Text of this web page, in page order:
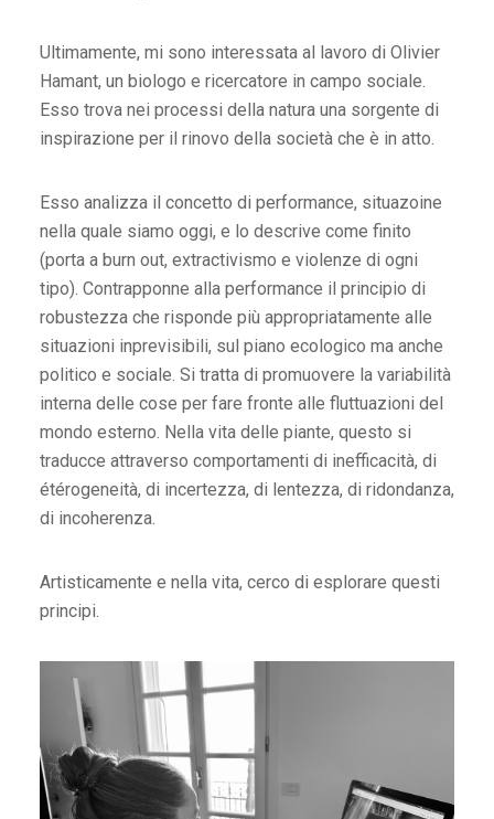
Ultimamente, mi sono interessata al lavoro di Olivier
Hamant, un biologo e ricercatore in campo sociale.
Esso trova nei processi della natura una sorgente di
inspirazione per il rinovo della società che è in atto.
Esso analizza il concetto di performance, situazoine
nella quale siamo oggi, e lo descrive come finito
(porta a burn out, extractivismo e violenze di ogni
tipo). Contrapponne alla performance il principio di
robustezza che risponde più appropriatamente alle
situazioni inprevisibili, sul piano ecologico ma anche
politico e sociale. Si tratta di promuovere la variabilità
interna delle cose per fare fronte alle fluttuazioni del
mondo esterno. Nella vita delle piante, questo si
traducce attraverso comportamenti di inefficacità, di
étérogeneità, di incertezza, di lentezza, di ridondanza,
di incoherenza.
Artisticamente e nella vita, cerco di esplorare questi
principi.